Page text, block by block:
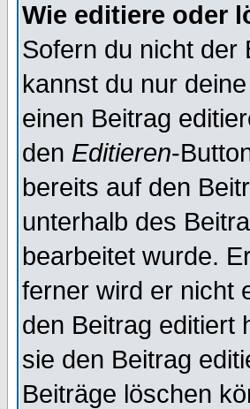
Wie editiere oder
Sofern du nicht der
kannst du nur
einen Beitrag
den Editieren-
bereits auf den
unterhalb des
bearbeitet wurde.
ferner wird er nicht
den Beitrag editiert
sie den Beitrag
Beiträge löschen